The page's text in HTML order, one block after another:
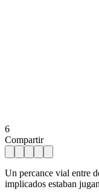
6
Compartir
Un percance vial entre
implicados estaban